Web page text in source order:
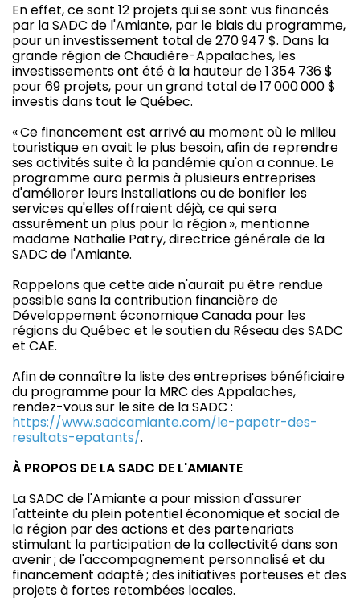
En effet, ce sont 12 projets qui se sont vus financés
par la SADC de l'Amiante, par le biais du programme,
pour un investissement total de 270 947 $. Dans la
grande région de Chaudière-Appalaches, les
investissements ont été à la hauteur de 1 354 736 $
pour 69 projets, pour un grand total de 17 000 000 $
investis dans tout le Québec.
« Ce financement est arrivé au moment où le milieu
touristique en avait le plus besoin, afin de reprendre
ses activités suite à la pandémie qu'on a connue. Le
programme aura permis à plusieurs entreprises
d'améliorer leurs installations ou de bonifier les
services qu'elles offraient déjà, ce qui sera
assurément un plus pour la région », mentionne
madame Nathalie Patry, directrice générale de la
SADC de l'Amiante.
Rappelons que cette aide n'aurait pu être rendue
possible sans la contribution financière de
Développement économique Canada pour les
régions du Québec et le soutien du Réseau des SADC
et CAE.
Afin de connaître la liste des entreprises bénéficiaire
du programme pour la MRC des Appalaches,
rendez-vous sur le site de la SADC :
https://www.sadcamiante.com/le-papetr-des-
resultats-epatants/.
À PROPOS DE LA SADC DE L'AMIANTE
La SADC de l'Amiante a pour mission d'assurer
l'atteinte du plein potentiel économique et social de
la région par des actions et des partenariats
stimulant la participation de la collectivité dans son
avenir ; de l'accompagnement personnalisé et du
financement adapté ; des initiatives porteuses et des
projets à fortes retombées locales.